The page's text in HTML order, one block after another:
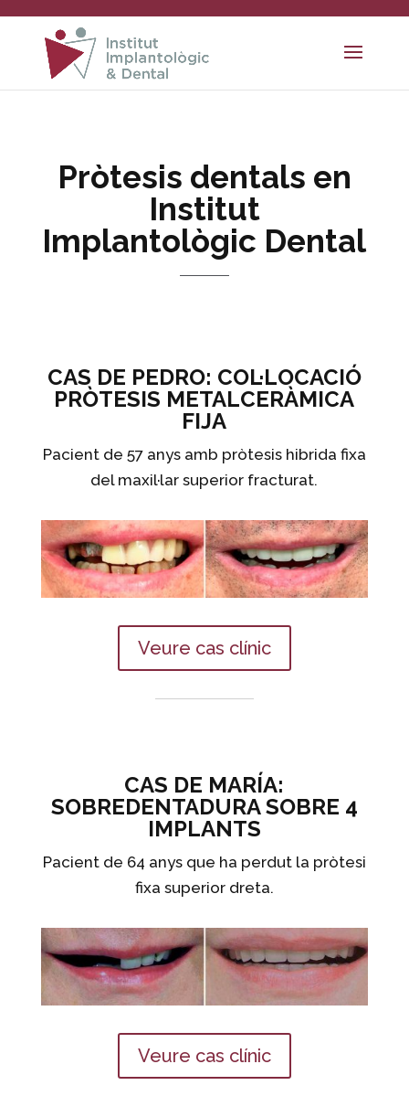
Pròtesis dentals en
Institut
Implantològic Dental
CAS DE PEDRO: COL·LOCACIÓ
PRÒTESIS METALCERÀMICA
FIJA
Pacient de 57 anys amb pròtesis hibrida fixa
del maxil·lar superior fracturat.
Veure cas clínic
CAS DE MARÍA:
SOBREDENTADURA SOBRE 4
IMPLANTS
Pacient de 64 anys que ha perdut la pròtesi
fixa superior dreta.
Veure cas clínic